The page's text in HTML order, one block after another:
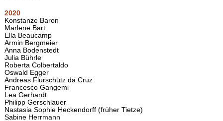
2020
Konstanze Baron
Marlene Bart
Ella Beaucamp
Armin Bergmeier
Anna Bodenstedt
Julia Bührle
Roberta Colbertaldo
Oswald Egger
Andreas Flurschütz da Cruz
Francesco Gangemi
Lea Gerhardt
Philipp Gerschlauer
Nastasia Sophie Heckendorff (früher Tietze)
Sabine Herrmann